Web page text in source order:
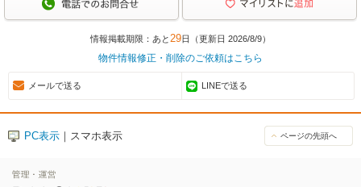
情報掲載期限：あと 29日（更新日 2026/8/9）
物件情報修正・削除のご依頼はこちら
メールで送る LINEで送る
PC表示 ｜スマホ表示 ページの先頭へ